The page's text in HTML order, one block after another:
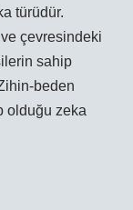
türüdür.
çevresindeki
sahip
beden
olduğu zeka